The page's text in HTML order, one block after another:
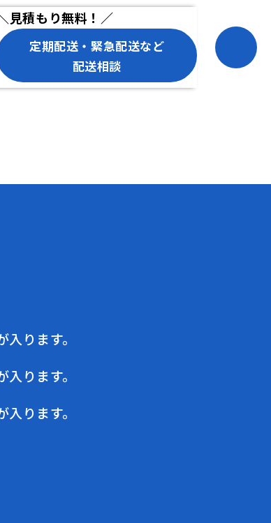
見積もり無料！／
定期配送・緊急配送など
配送相談
ります。
ります。
ります。